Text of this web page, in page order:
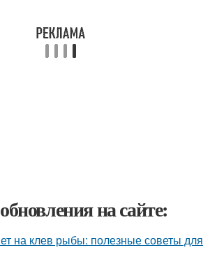
на сайте:
на клев рыбы: полезные советы для